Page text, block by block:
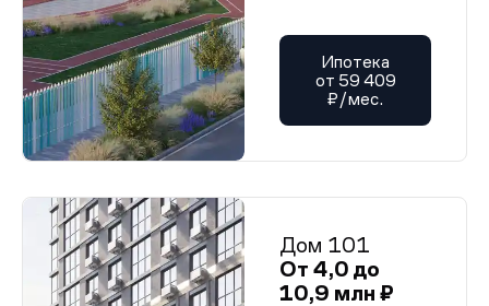
Ипотека
от 59 409
₽/мес.
Дом 101
От 4,0 до
10,9 млн ₽